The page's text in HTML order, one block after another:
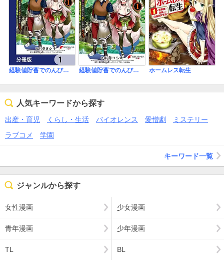
経験値貯蓄でのんびり傷心旅行【分冊版】 経験値貯蓄でのんびり傷心旅行 ホームレス転生
人気キーワードから探す
出産・育児 くらし・生活 バイオレンス 愛憎劇
ミステリー
ラブコメ
学園
キーワード一覧
ジャンルから探す
女性漫画 少女漫画
青年漫画 少年漫画
TL BL